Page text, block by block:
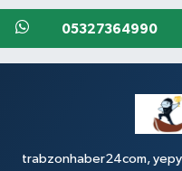
05327364990
trabzonhaber24com,